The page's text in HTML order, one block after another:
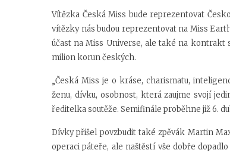
Vítězka Česká Miss bude reprezentovat
vítězky nás budou reprezentovat na Miss
účast na Miss Universe, ale také na kontrakt
milion korun českých.
„Česká Miss je o kráse, charismatu,
ženu, dívku, osobnost, která zaujme svojí
ředitelka soutěže. Semifinále proběhne již 6.
Dívky přišel povzbudit také zpěvák Martin
operaci páteře, ale naštěstí vše dobře